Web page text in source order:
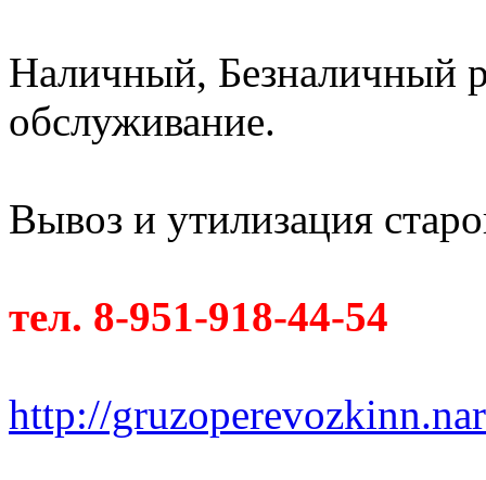
Наличный, Безналичный
обслуживание.
Вывоз и утилизация
тел. 8-951-918-44-54
http://